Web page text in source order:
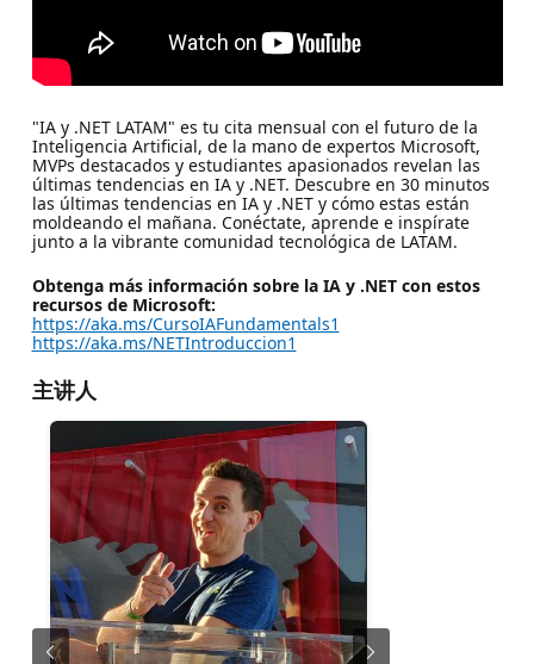
"IA y .NET LATAM" es tu cita mensual con el futuro de la
Inteligencia Artificial, de la mano de expertos Microsoft,
MVPs destacados y estudiantes apasionados revelan las
últimas tendencias en IA y .NET. Descubre en 30 minutos
las últimas tendencias en IA y .NET y cómo estas están
moldeando el mañana. Conéctate, aprende e inspírate
junto a la vibrante comunidad tecnológica de LATAM.
Obtenga más información sobre la IA y .NET con estos
recursos de Microsoft:
https://aka.ms/CursoIAFundamentals1
https://aka.ms/NETIntroduccion1
主讲人